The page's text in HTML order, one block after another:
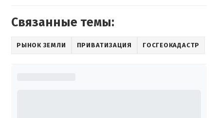
Связанные темы:
РЫНОК ЗЕМЛИ ПРИВАТИЗАЦИЯ ГОСГЕОКАДАСТР